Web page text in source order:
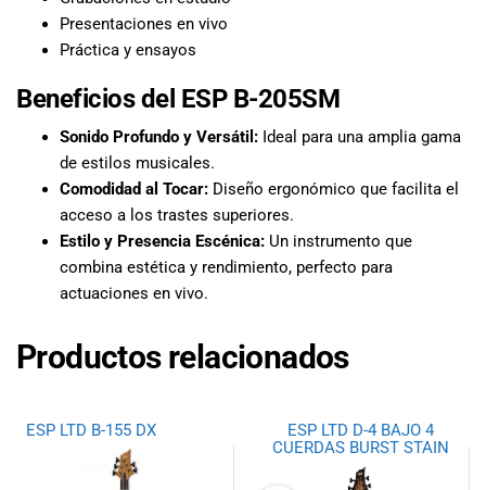
Presentaciones en vivo
Práctica y ensayos
Beneficios del ESP B-205SM
Sonido Profundo y Versátil: Ideal para una amplia gama
de estilos musicales.
Comodidad al Tocar: Diseño ergonómico que facilita el
acceso a los trastes superiores.
Estilo y Presencia Escénica: Un instrumento que
combina estética y rendimiento, perfecto para
actuaciones en vivo.
Productos relacionados
ESP LTD B-155 DX
ESP LTD D-4 BAJO 4
CUERDAS BURST STAIN